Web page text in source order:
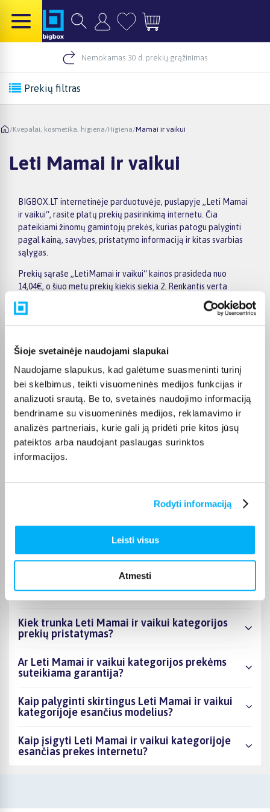
Šioje svetainėje naudojami slapukai
Naudojame slapukus, kad galėtume suasmeninti turinį
bei skelbimus, teikti visuomeninės medijos funkcijas ir
analizuoti srautą. Be to, svetainės naudojimo informaciją
bendriname su visuomeninės medijos, reklamavimo ir
analizės partneriais, kurie gali ją pridėti prie kitos jūsų
pateiktos arba naudojant paslaugas surinktos
informacijos.
Rodyti informaciją
Leisti visus
Atmesti
Nemokamas 30 d. prekių grąžinimas
Prekių filtras
/Kvepalai, kosmetika, higiena/Higiena/Mamai ir vaikui
Leti Mamai ir vaikui
BIGBOX.LT internetinėje parduotuvėje, puslapyje „Leti Mamai
ir vaikui“, rasite platų prekių pasirinkimą internetu. Čia
pateikiami žinomų gamintojų prekės, kurias patogu palyginti
pagal kainą, savybes, pristatymo informaciją ir kitas svarbias
sąlygas.
Prekių sąraše „LetiMamai ir vaikui“ kainos prasideda nuo
14,04€, o šiuo metu prekių kiekis siekia 2. Renkantis verta
atkreipti dėmesį į taikomas akcijas, specialius pasiūlymus,
techninius parametrus bei papildomas pirkimo sąlygas, kad
būtų lengviau išsirinkti geriausiai jūsų poreikius atitinkantį
Papildomi pasirinkimai ir prekių savybių filtrai padeda patogiai
susiaurinti asortimentą ir greičiau rasti tinkamą prekę.
Peržiūrėkite „LetiMamai ir vaikui“ pasiūlymus BIGBOX.LT,
palyginkite prekes ir pirkite internetu patogiai. Pasirinktą
prekę pristatysime per jos aprašyme nurodytą terminą.
Kokie Leti Mamai ir vaikui kategorijoje esantys
Kiek prekių yra Leti Mamai ir vaikui kategorijos
asortimente ir kokia žemiausia kaina?
Ar BIGBOX.LT galima rasti akcijų Leti Mamai ir
vaikui kategorijoje?
Kiek trunka Leti Mamai ir vaikui kategorijos
prekių pristatymas?
Ar Leti Mamai ir vaikui kategorijos prekėms
suteikiama garantija?
Kaip palyginti skirtingus Leti Mamai ir vaikui
kategorijoje esančius modelius?
Kaip įsigyti Leti Mamai ir vaikui kategorijoje
esančias prekes internetu?